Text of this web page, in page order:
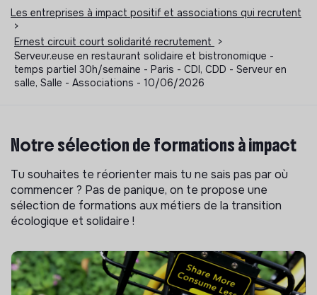
Les entreprises à impact positif et associations qui recrutent
>
Ernest circuit court solidarité recrutement
>
Serveur.euse en restaurant solidaire et bistronomique -
temps partiel 30h/semaine - Paris - CDI, CDD - Serveur en
salle, Salle - Associations - 10/06/2026
Notre sélection de formations à impact
Tu souhaites te réorienter mais tu ne sais pas par où
commencer ? Pas de panique, on te propose une
sélection de formations aux métiers de la transition
écologique et solidaire !